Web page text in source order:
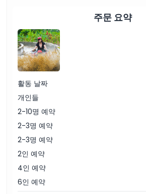
주문 요약
활동 날짜
개인들
2-10명 예약
2-3명 예약
2-3명 예약
2인 예약
4인 예약
6인 예약